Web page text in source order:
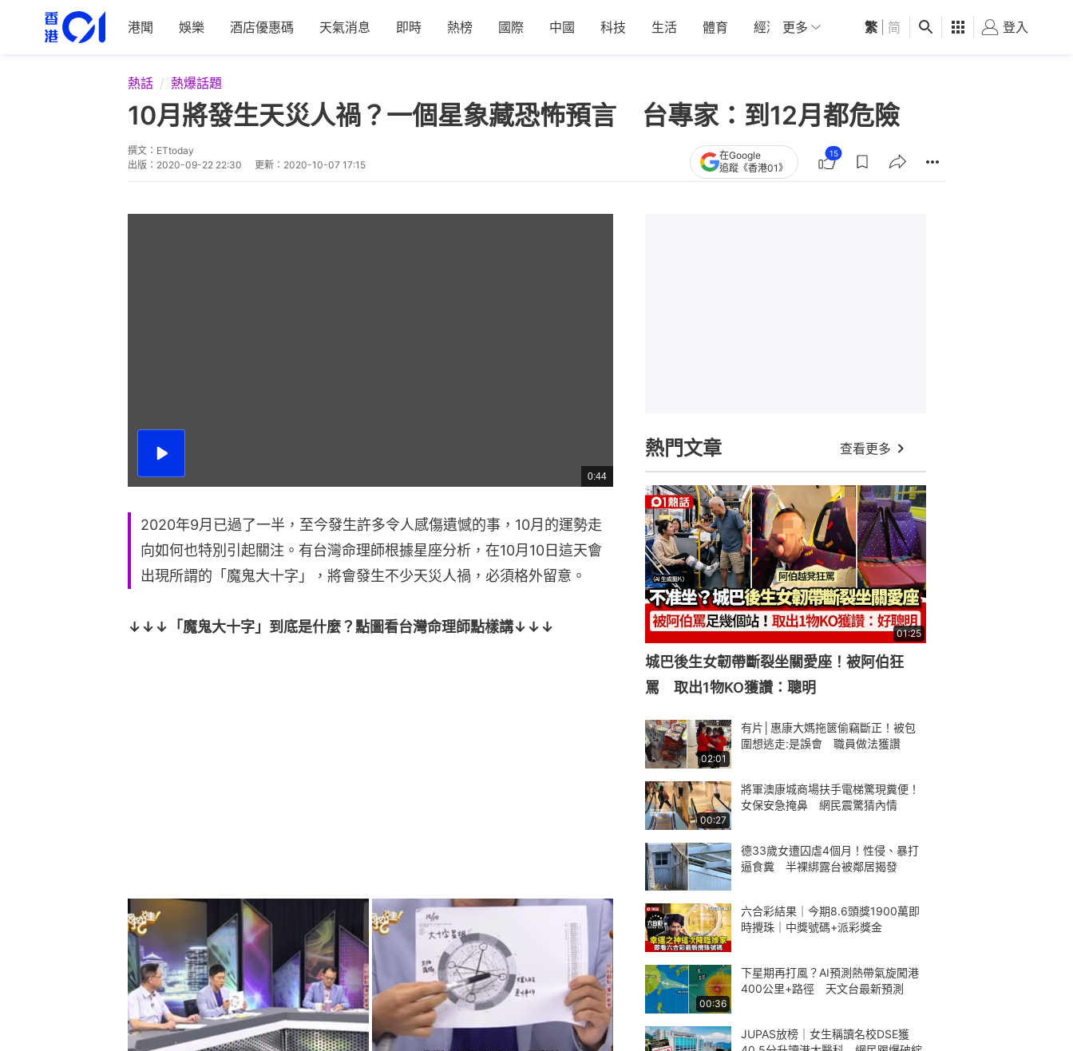
港聞 娛樂 酒店優惠碼 天氣消息 即時 熱榜 國際 中國 科技 生活 體育 經濟 01深圳 觀點 健康 好食玩飛
更多 繁 简 登入
熱話 熱爆話題
10月將發生天災人禍？一個星象藏恐怖預言 台專家：到12月都危險
撰文： ETtoday
出版： 2020-09-22 22:30 更新： 2020-10-07 17:15
在Google
追蹤《香港01》
15
播
總
共
0:44
2020年9月已過了一半，至今發生許多令人感傷遺憾的事，10月的運勢走
向如何也特別引起關注。有台灣命理師根據星座分析，在10月10日這天會
出現所謂的「魔鬼大十字」，將會發生不少天災人禍，必須格外留意。
↓↓↓「魔鬼大十字」到底是什麼？點圖看台灣命理師點樣講↓↓↓
熱門文章 查看更多
01:25
城巴後生女韌帶斷裂坐關愛座！被阿伯狂
罵 取出1物KO獲讚：聰明
02:01
有片│惠康大媽拖篋偷竊斷正！被包
圍想逃走:是誤會 職員做法獲讚
00:27
將軍澳康城商場扶手電梯驚現糞便！
女保安急掩鼻 網民震驚猜內情
德33歲女遭囚虐4個月！性侵、暴打
逼食糞 半裸綁露台被鄰居揭發
六合彩結果｜今期8.6頭獎1900萬即
時攪珠｜中獎號碼+派彩獎金
00:36
下星期再打風？AI預測熱帶氣旋闖港
400公里+路徑 天文台最新預測
JUPAS放榜｜女生稱讀名校DSE獲